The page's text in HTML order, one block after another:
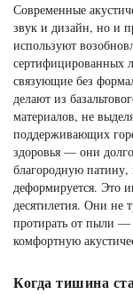
Современные
звук и дизайн, но и
используют
сертифицированных
связующие без
делают из
материалов, не
поддерживающих
здоровья — они
благородную патину,
деформируется. Это
десятилетия. Они не
протирать от пыли —
комфортную
Когда тишина